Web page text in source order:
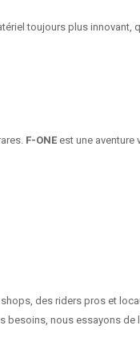
toujours plus innovant,
F-ONE est une aventure
des riders pros et
besoins, nous essayons de